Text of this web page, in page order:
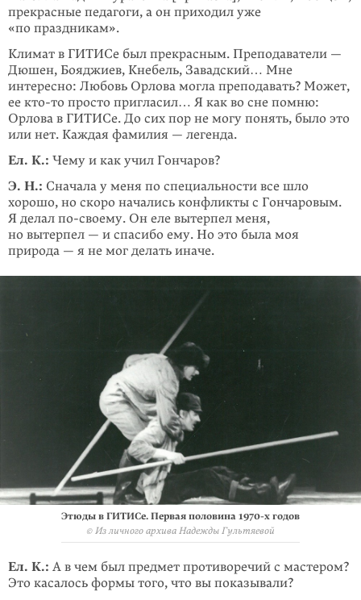
прекрасные педагоги, а он приходил уже
«по праздникам».
Климат в ГИТИСе был прекрасным. Препода­ватели —
Дюшен, Бояджиев, Кнебель, Завадский… Мне
интересно: Любовь Орлова могла препода­вать? Может,
ее кто-то просто пригласил… Я как во сне помню:
Орлова в ГИТИСе. До сих пор не могу понять, было это
или нет. Каждая фами­лия — легенда.
Ел. К.: Чему и как учил Гончаров?
Э. Н.: Сначала у меня по специаль­ности все шло
хорошо, но скоро начались конфликты с Гончаровым.
Я делал по-своему. Он еле вытерпел меня,
но вытерпел — и спасибо ему. Но это была моя
природа — я не мог делать иначе.
Этюды в ГИТИСе. Первая половина 1970-х годов
© Из личного архива Надежды Гультяевой
Ел. К.: А в чем был предмет противоречий с мастером?
Это касалось формы того, что вы показывали?